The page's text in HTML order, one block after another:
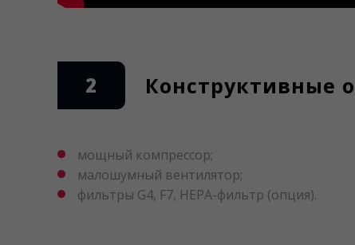
2 Конструктивные
мощный компрессор;
малошумный вентилятор;
фильтры G4, F7, HEPA-фильтр (опция).